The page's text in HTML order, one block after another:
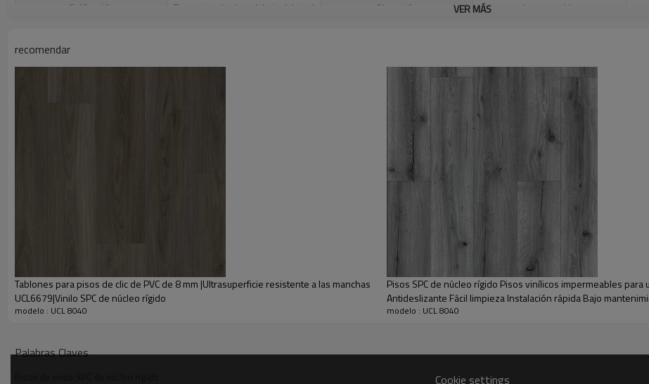
Calificación
Por encima/en/por debajo del nivel Absorción Impermeable
• Fácil de instalar sobre superficies duras existentes, como hormigón o madera, con poco o ningún tiempo de preparación o aclimatación del subsuelo.
• Adición de una capa UV especial para facilitar la limpieza y resistir la filtración y la suciedad o la erosión causada por sustancias químicas.
• Pisos fáciles de mantener, sin cera: simplemente límpielos con un trapeador, una aspiradora o un limpiador con pH neutro.
• Los tablones son 100% impermeables, lo que los hace ideales para cocinas, baños, cuartos de niños y sótanos. Durabilidad comprobada en los hogares
VER MÁS
recomendar
Tablones para pisos de clic de PVC de 8 mm |Ultrasuperficie resistente a las manchas
UCL6679|Vinilo SPC de núcleo rígido
modelo : UCL 8040
Pisos SPC de núcleo rígido Pisos vinílicos impermeables para
Antideslizante Fácil limpieza Instalación rápida Bajo
modelo : UCL 8040
Palabras Claves
Cookie settings